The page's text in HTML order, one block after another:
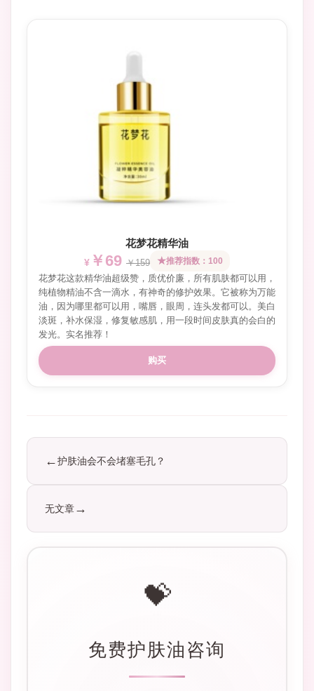
花梦花精华油
￥69 ￥159 推荐指数：100
花梦花这款精华油超级赞，质优价廉，所有肌肤都可以用，
纯植物精油不含一滴水，有神奇的修护效果。它被称为万能
油，因为哪里都可以用，嘴唇，眼周，连头发都可以。美白
淡斑，补水保湿，修复敏感肌，用一段时间皮肤真的会白的
发光。实名推荐！
购买
护肤油会不会堵塞毛孔？
无文章
💝
免费护肤油咨询